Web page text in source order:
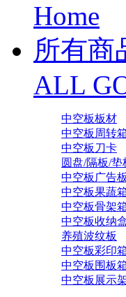
Home
所有商
ALL
中空板板材
中空板周转
中空板刀卡
圆盘/隔板/垫
中空板广告板
中空板果蔬
中空板骨架
中空板收纳
养殖波纹板
中空板彩印
中空板围板
中空板展示